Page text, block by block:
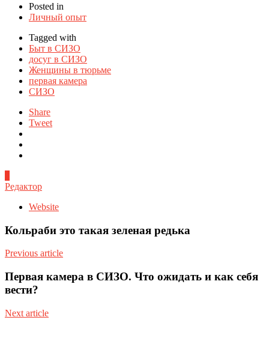
Posted in
Личный опыт
Tagged with
Быт в СИЗО
досуг в СИЗО
Женщины в тюрьме
первая камера
СИЗО
Share
Tweet
Редактор
Website
Кольраби это такая зеленая редька
Previous article
Первая камера в СИЗО. Что ожидать и как себя
вести?
Next article